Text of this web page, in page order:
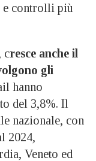
e controlli più
cresce anche il
gli
hanno
del 3,8%. Il
nazionale, con
2024,
Veneto ed